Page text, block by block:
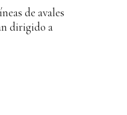
de avales
dirigido a